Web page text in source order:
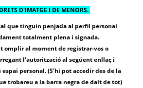
D'IMATGE I DE MENORS.
que tinguin penjada al perfil personal
totalment plena i signada.
omplir al moment de registrar-vos o
l'autorització al següent enllaç i
personal. (S'hi pot accedir des de la
trobareu a la barra negra de dalt de tot)